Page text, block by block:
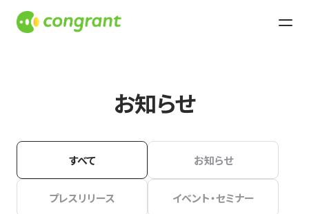
お知らせ
すべて お知らせ
プレスリリース イベント・セミナー